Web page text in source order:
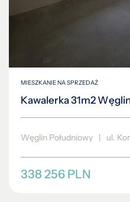
MIESZKANIE NA SPRZEDAŻ
Kawalerka 31m2
Węglin Południowy | ul.
338 256 PLN